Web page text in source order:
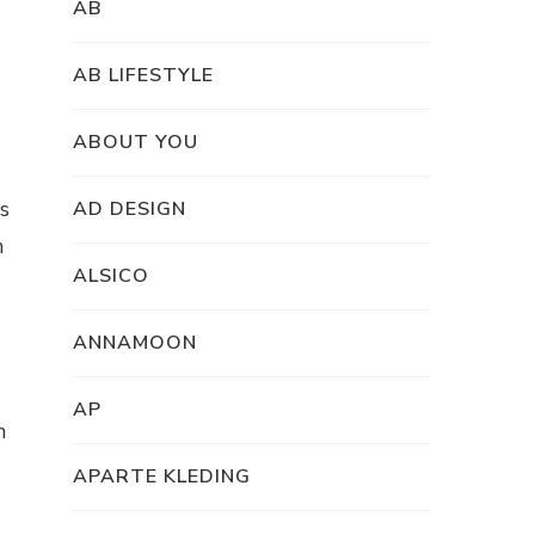
AB
AB LIFESTYLE
ABOUT YOU
AD DESIGN
ALSICO
ANNAMOON
AP
APARTE KLEDING